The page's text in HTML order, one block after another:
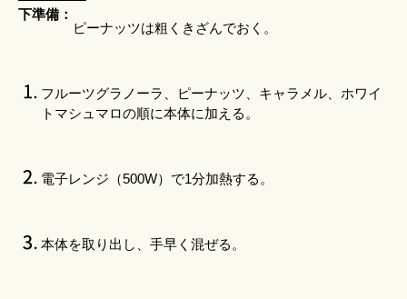
下準備：
ピーナッツは粗くきざんでおく。
フルーツグラノーラ、ピーナッツ、キャラメル、ホワイ
トマシュマロの順に本体に加える。
電子レンジ（500W）で1分加熱する。
本体を取り出し、手早く混ぜる。